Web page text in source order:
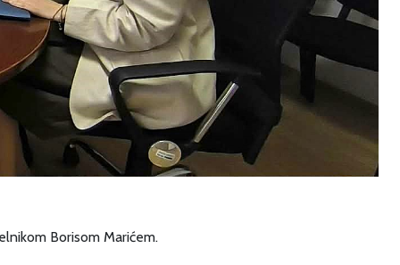
Borisom Marićem.